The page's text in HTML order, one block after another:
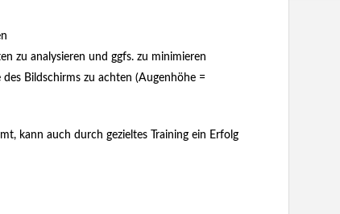
zu analysieren und ggfs. zu minimieren
Bildschirms zu achten (Augenhöhe =
kann auch durch gezieltes Training ein Erfolg